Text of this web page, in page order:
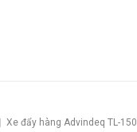
Xe đẩy hàng Advindeq TL-150